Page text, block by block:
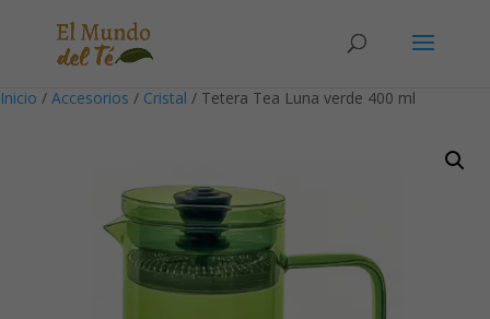
Inicio / Accesorios / Cristal / Tetera Tea Luna verde 400 ml